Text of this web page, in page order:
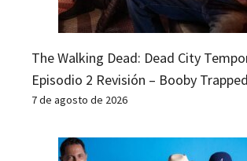
The Walking Dead: Dead City
Episodio 2 Revisión – Booby Trapped
7 de agosto de 2026